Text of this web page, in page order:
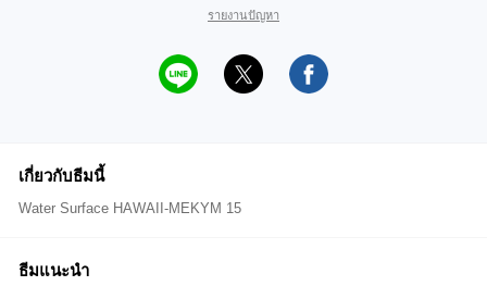
รายงานปัญหา
เกี่ยวกับธีมนี้
Water Surface HAWAII-MEKYM 15
ธีมแนะนำ